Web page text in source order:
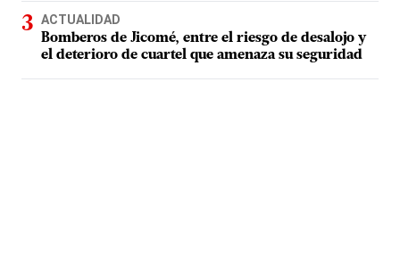
ACTUALIDAD
Bomberos de Jicomé, entre el riesgo de desalojo y
el deterioro de cuartel que amenaza su seguridad